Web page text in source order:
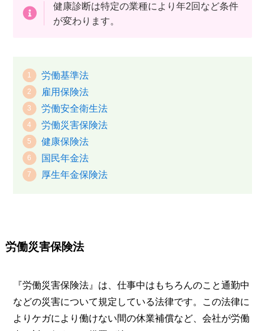
健康診断は特定の業種により年2回など条件
が変わります。
労働基準法
雇用保険法
労働安全衛生法
労働災害保険法
健康保険法
国民年金法
厚生年金保険法
労働災害保険法
『労働災害保険法』は、仕事中はもちろんのこと通勤中
などの災害について規定している法律です。この法律に
よりケガにより働けない間の休業補償など、会社が労働